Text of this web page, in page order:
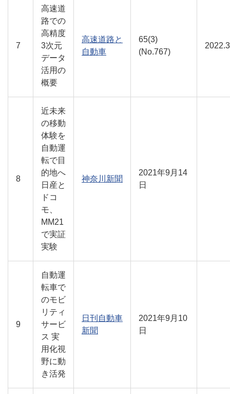
7
高速道
路での
高精度
3次元
データ
活用の
概要
高速道路と
自動車
65(3)
(No.767)
2022.3
8
近未来
の移動
体験を
自動運
転で目
的地へ
日産と
ドコ
モ、
MM21
で実証
実験
神奈川新聞
2021年9月14
日
9
自動運
転車で
のモビ
リティ
サービ
ス 実
用化視
野に動
き活発
日刊自動車
新聞
2021年9月10
日